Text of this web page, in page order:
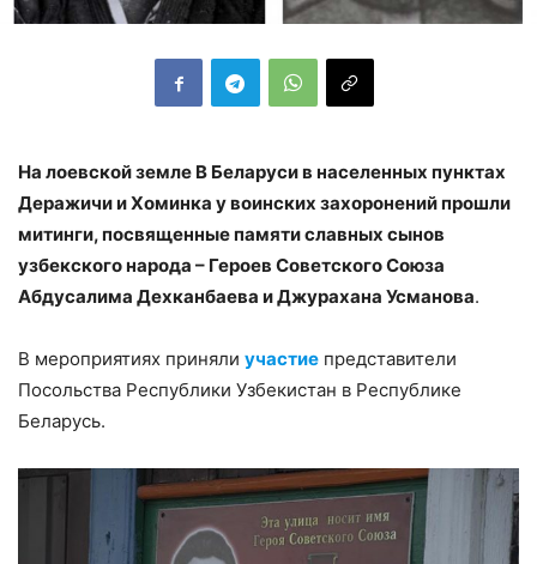
На лоевской земле В Беларуси в населенных пунктах
Деражичи и Хоминка у воинских захоронений прошли
митинги, посвященные памяти славных сынов
узбекского народа – Героев Советского Союза
Абдусалима Дехканбаева и Джурахана Усманова.
В мероприятиях приняли участие представители
Посольства Республики Узбекистан в Республике
Беларусь.